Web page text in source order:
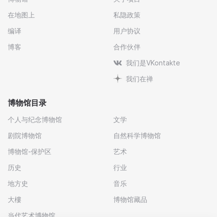
在地图上
编译
博客
私隐政策
用户协议
合作伙伴
我们是VKontakte
我们在禅
博物馆目录
个人与纪念博物馆
剧院博物馆
博物馆-保护区
历史
地方史
大樓
当代艺术博物馆
文学
自然科学博物馆
艺术
行业
音乐
博物馆藏品